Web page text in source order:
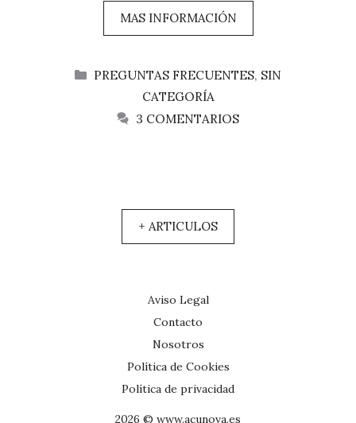
MAS INFORMACIÓN
CATEGORÍAS
PREGUNTAS FRECUENTES, SIN
CATEGORÍA
3 COMENTARIOS
+ ARTICULOS
Aviso Legal
Contacto
Nosotros
Política de Cookies
Política de privacidad
2026 © www.acunova.es